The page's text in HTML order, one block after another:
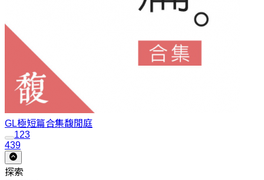
GL極短篇合集馥閒庭
123
439
探索